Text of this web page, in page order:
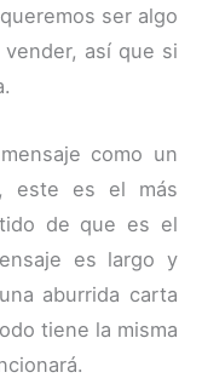
ser algo
así que si
como un
este es el más
de que es el
es largo y
aburrida carta
tiene la misma